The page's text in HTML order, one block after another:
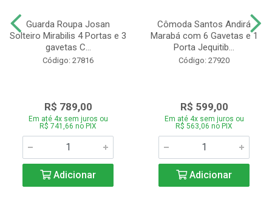
Guarda Roupa Josan
Solteiro Mirabilis 4 Portas e 3
gavetas C...
Código: 27816
R$ 789,00
Em até 4x sem juros ou
R$ 741,66 no PIX
Adicionar
Cômoda Santos Andirá
Marabá com 6 Gavetas e 1
Porta Jequitib...
Código: 27920
R$ 599,00
Em até 4x sem juros ou
R$ 563,06 no PIX
Adicionar